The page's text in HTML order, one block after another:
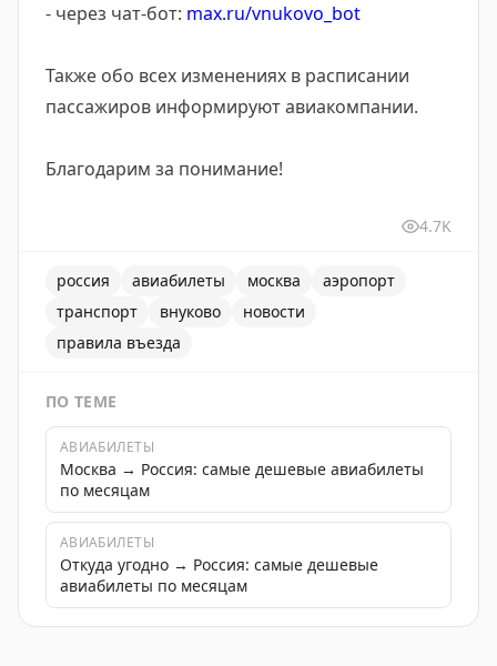
- через чат-бот: max.ru/vnukovo_bot
Также обо всех изменениях в расписании
пассажиров информируют авиакомпании.
Благодарим за понимание!
4.7K
россия авиабилеты москва
аэропорт
транспорт
внуково
новости
правила въезда
ПО ТЕМЕ
АВИАБИЛЕТЫ
Москва → Россия: самые дешевые авиабилеты
по месяцам
АВИАБИЛЕТЫ
Откуда угодно → Россия: самые дешевые
авиабилеты по месяцам